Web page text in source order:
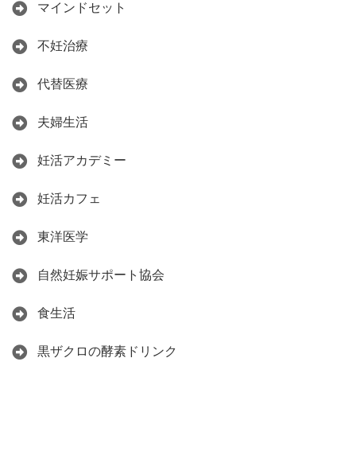
マインドセット
不妊治療
代替医療
夫婦生活
妊活アカデミー
妊活カフェ
東洋医学
自然妊娠サポート協会
食生活
黒ザクロの酵素ドリンク